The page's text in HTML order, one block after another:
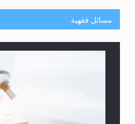
مسائل فقهية